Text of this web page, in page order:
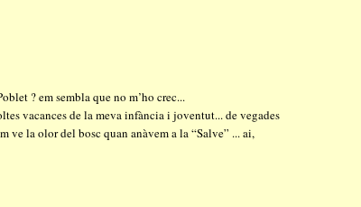
? em sembla que no m’ho crec...
vacances de la meva infància i joventut... de vegades
ve la olor del bosc quan anàvem a la “Salve” ... ai,